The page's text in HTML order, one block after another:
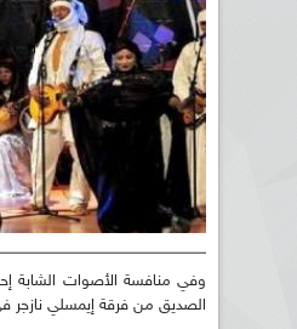
وفي منافسة الأصوات الشابة
الصديق من فرقة إيمسلي نازجر في